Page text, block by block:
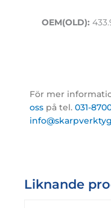
OEM(OLD):
För mer
oss på tel.031-
Liknande